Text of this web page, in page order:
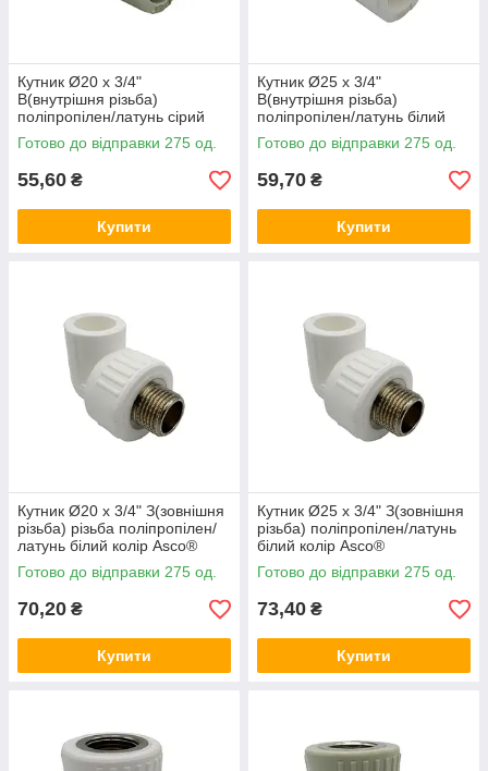
Кутник Ø20 x 3/4"
В(внутрішня різьба)
поліпропілен/латунь сірий
колір Asco®
Готово до відправки 275 од.
55,60 ₴
Купити
Кутник Ø25 x 3/4"
В(внутрішня різьба)
поліпропілен/латунь білий
колір Asco®
Готово до відправки 275 од.
59,70 ₴
Купити
Кутник Ø20 x 3/4" З(зовнішня
різьба) різьба поліпропілен/
латунь білий колір Asco®
Готово до відправки 275 од.
70,20 ₴
Купити
Кутник Ø25 x 3/4" З(зовнішня
різьба) поліпропілен/латунь
білий колір Asco®
Готово до відправки 275 од.
73,40 ₴
Купити